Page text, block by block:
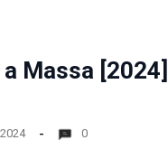
Massa [2024]
0